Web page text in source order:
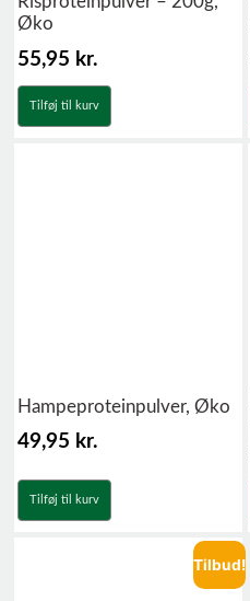
Øko
55,95 kr.
Tilføj til kurv
Hampeproteinpulver, Øko
49,95 kr.
Tilføj til kurv
Tilbud!